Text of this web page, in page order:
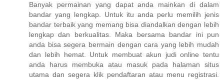
Banyak permainan yang dapat anda mainkan di dalam
bandar yang lengkap. Untuk itu anda perlu memilih jenis
bandar terbaik yang memang bisa diandalkan dengan lebih
lengkap dan berkualitas. Maka bersama bandar ini pun
anda bisa segera bermain dengan cara yang lebih mudah
dan lebih hemat. Untuk membuat akun judi online tentu
anda harus membuka atau masuk pada halaman situs
utama dan segera klik pendaftaran atau menu registrasi.